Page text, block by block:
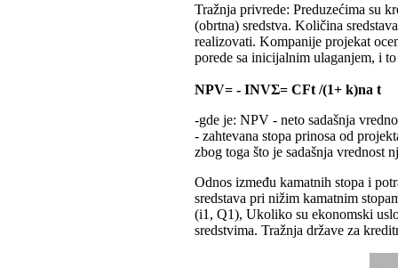
Tražnja privrede: Preduzećima su
(obrtna) sredstva. Količina
realizovati. Kompanije projekat
porede sa inicijalnim ulaganjem, i
NPV= - INVΣ= CFt /(1+ k)na t
-gde je: NPV - neto sadašnja
- zahtevana stopa prinosa od
zbog toga što je sadašnja vrednost
Odnos između kamatnih stopa i
sredstava pri nižim kamatnim
(i1, Q1), Ukoliko su ekonomski
sredstvima. Tražnja države za